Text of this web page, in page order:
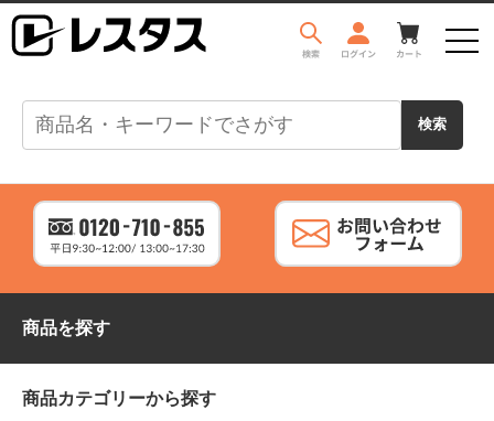
商品を探す
商品カテゴリーから探す